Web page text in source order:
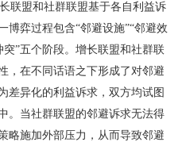
联盟和社群联盟基于各自利益诉
博弈过程包含“邻避设施”“邻避效
突”五个阶段。增长联盟和社群联
，在不同话语之下形成了对邻避
差异化的利益诉求，双方均试图
。当社群联盟的邻避诉求无法得
略施加外部压力，从而导致邻避